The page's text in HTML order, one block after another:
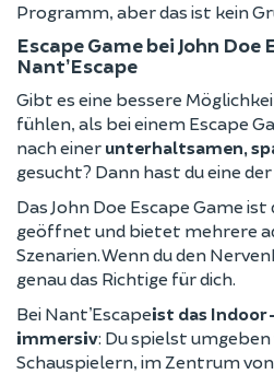
Programm, aber das ist kein
Escape Game bei John Doe
Nant’Escape
Gibt es eine bessere
fühlen, als bei einem Escape
nach einer unterhaltsamen,
gesucht? Dann hast du eine
Das John Doe Escape Game ist
geöffnet und bietet mehrere
Szenarien. Wenn du den
genau das Richtige für dich.
Bei Nant’Escapeist das
immersiv: Du spielst
Schauspielern, im Zentrum